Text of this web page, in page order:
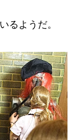
るようだ。